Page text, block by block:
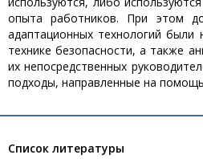
опыта работников. При этом
адаптационных технологий были
технике безопасности, а также
их непосредственных
подходы, направленные на
Список литературы